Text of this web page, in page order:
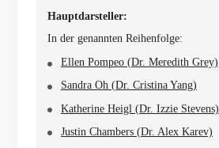
Hauptdarsteller:
In der genannten Reihenfolge:
Ellen Pompeo (Dr. Meredith Grey)
Sandra Oh (Dr. Cristina Yang)
Katherine Heigl (Dr. Izzie Stevens)
Justin Chambers (Dr. Alex Karev)